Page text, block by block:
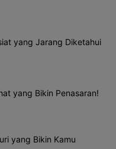
yang Jarang Diketahui
yang Bikin Penasaran!
yang Bikin Kamu